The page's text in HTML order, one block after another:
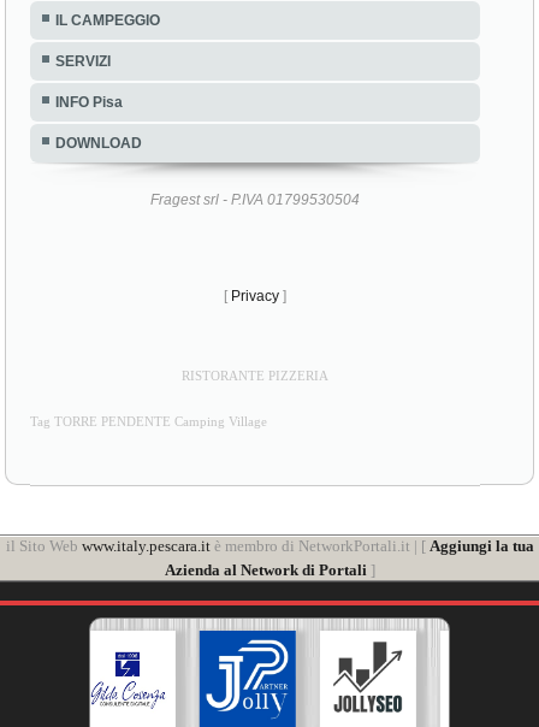
IL CAMPEGGIO
SERVIZI
INFO Pisa
DOWNLOAD
Fragest srl - P.IVA 01799530504
[ Privacy ]
RISTORANTE PIZZERIA
Tag TORRE PENDENTE Camping Village
il Sito Web www.italy.pescara.itè membro di NetworkPortali.it | [ Aggiungi la tua
Azienda al Network di Portali ]